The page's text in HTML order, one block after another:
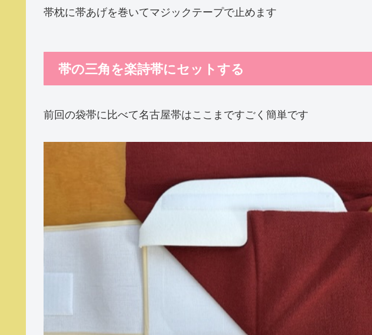
帯枕に帯あげを巻いてマジックテープで止めます
帯の三角を楽詩帯にセットする
前回の袋帯に比べて名古屋帯はここまですごく簡単です